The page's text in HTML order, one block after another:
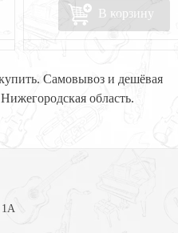
В корзину
Самовывоз и дешёвая
область.
1А